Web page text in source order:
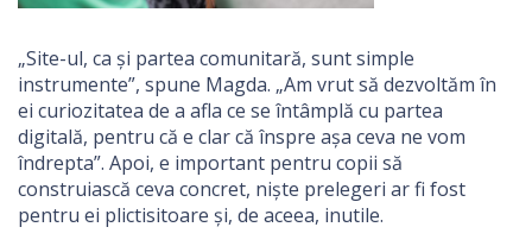
„Site-ul, ca și partea comunitară, sunt simple
instrumente”, spune Magda. „Am vrut să dezvoltăm în
ei curiozitatea de a afla ce se întâmplă cu partea
digitală, pentru că e clar că înspre așa ceva ne vom
îndrepta”. Apoi, e important pentru copii să
construiască ceva concret, niște prelegeri ar fi fost
pentru ei plictisitoare și, de aceea, inutile.